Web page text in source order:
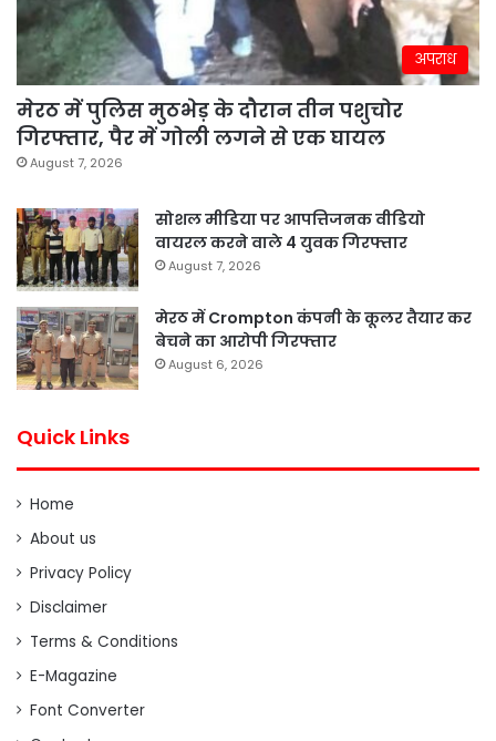
अपराध
मेरठ में पुलिस मुठभेड़ के दौरान तीन पशुचोर
गिरफ्तार, पैर में गोली लगने से एक घायल
August 7, 2026
सोशल मीडिया पर आपत्तिजनक वीडियो
वायरल करने वाले 4 युवक गिरफ्तार
August 7, 2026
मेरठ में Crompton कंपनी के कूलर तैयार कर
बेचने का आरोपी गिरफ्तार
August 6, 2026
Quick Links
Home
About us
Privacy Policy
Disclaimer
Terms & Conditions
E-Magazine
Font Converter